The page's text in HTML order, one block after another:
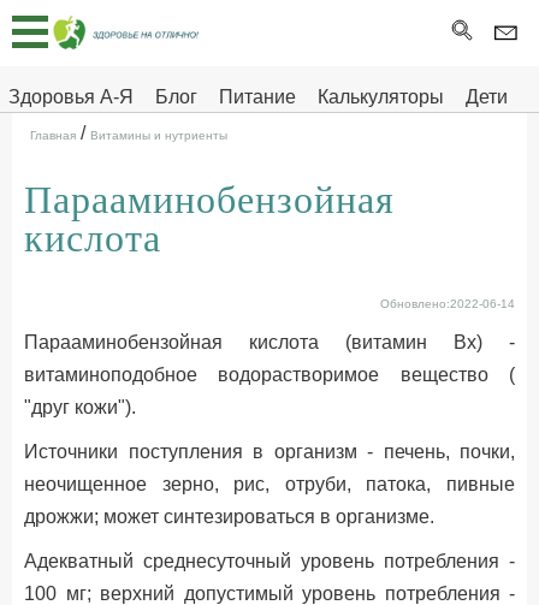
Здоровья А-Я Блог Питание Калькуляторы
Дети
Здоровье на отлично
Главная
Тесты
Про
ДЕТЯМ
Главная / Витамины и нутриенты
Парааминобензойная
кислота
Обновлено:2022-06-14
Парааминобензойная кислота (витамин Bx) -
витаминоподобное водорастворимое вещество (
"друг кожи").
Источники поступления в организм - печень, почки,
неочищенное зерно, рис, отруби, патока, пивные
дрожжи; может синтезироваться в организме.
Адекватный среднесуточный уровень потребления -
100 мг; верхний допустимый уровень потребления -